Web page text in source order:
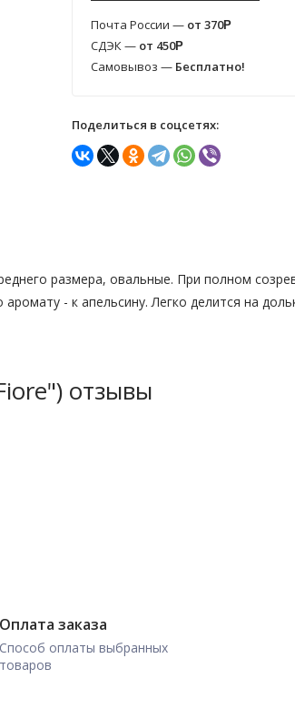
Почта России — от 370Р
СДЭК — от 450Р
Самовывоз — Бесплатно!
Поделиться в соцсетях:
размера, овальные. При полном
- к апельсину. Легко делится на
отзывы
Оплата заказа
Способ оплаты выбранных
товаров